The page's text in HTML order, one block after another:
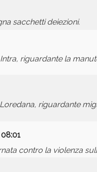
sacchetti deiezioni.
riguardante la
riguardante
contro la violenza